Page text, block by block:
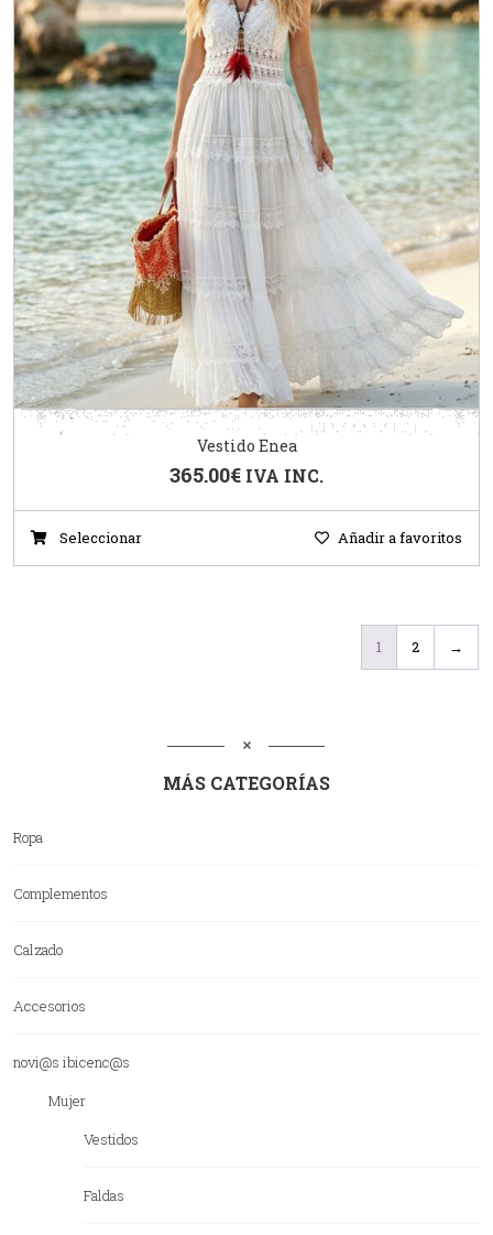
Vestido Enea
365.00€ IVA INC.
Seleccionar Añadir a favoritos
1 2 →
MÁS CATEGORÍAS
Ropa
Complementos
Calzado
Accesorios
novi@s ibicenc@s
Mujer
Vestidos
Faldas